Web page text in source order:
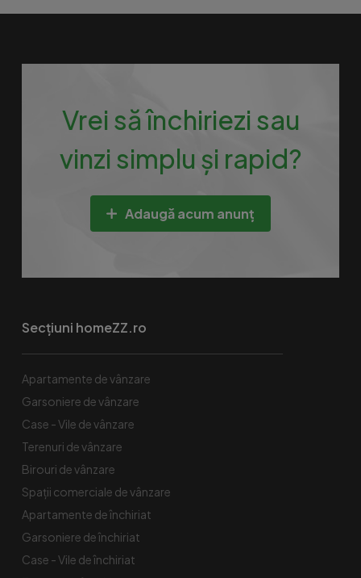
Vrei să închiriezi sau
vinzi simplu și rapid?
Adaugă acum anunț
Secțiuni homeZZ.ro
Apartamente de vânzare
Garsoniere de vânzare
Case - Vile de vânzare
Terenuri de vânzare
Birouri de vânzare
Spaţii comerciale de vânzare
Apartamente de închiriat
Garsoniere de închiriat
Case - Vile de închiriat